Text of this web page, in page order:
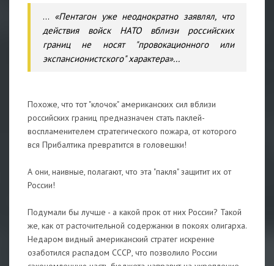
... «Пентагон уже неоднократно заявлял, что
действия войск НАТО вблизи российских
границ не носят "провокационного или
экспансионистского" характера»...
Похоже, что тот "клочок" американских сил вблизи
российских границ предназначен стать паклей-
воспламенителем стратегического пожара, от которого
вся Прибалтика превратится в головешки!
А они, наивные, полагают, что эта "пакля" защитит их от
России!
Подумали бы лучше - а какой прок от них России? Такой
же, как от расточительной содержанки в покоях олигарха.
Недаром видный американский стратег искренне
озаботился распадом СССР, что позволило России